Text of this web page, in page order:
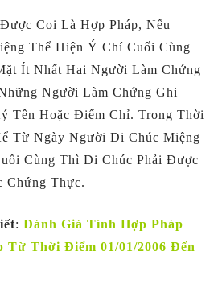
Coi Là Hợp Pháp, Nếu
Thể Hiện Ý Chí Cuối Cùng
Ít Nhất Hai Người Làm Chứng
Người Làm Chứng Ghi
Tên Hoặc Điểm Chỉ. Trong Thời
Từ Ngày Người Di Chúc Miệng
Cùng Thì Di Chúc Phải Được
Chứng Thực.
: Đánh Giá Tính Hợp Pháp
Từ Thời Điểm 01/01/2006 Đến